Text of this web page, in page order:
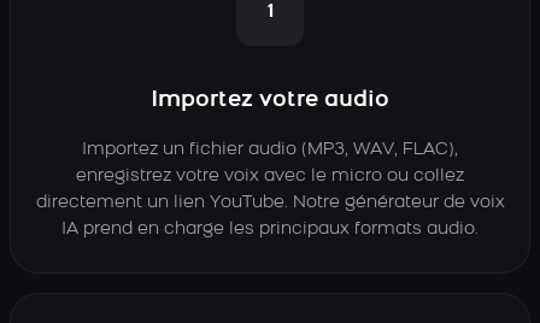
1
Importez votre audio
Importez un fichier audio (MP3, WAV, FLAC),
enregistrez votre voix avec le micro ou collez
directement un lien YouTube. Notre générateur de voix
IA prend en charge les principaux formats audio.